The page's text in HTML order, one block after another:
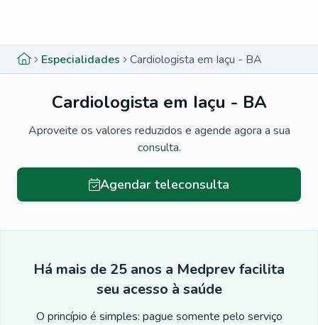
Especialidades Cardiologista em Iaçu - BA
Cardiologista em Iaçu - BA
Aproveite os valores reduzidos e agende agora a sua
consulta.
Agendar teleconsulta
Há mais de 25 anos a Medprev facilita
seu acesso à saúde
O princípio é simples: pague somente pelo serviço